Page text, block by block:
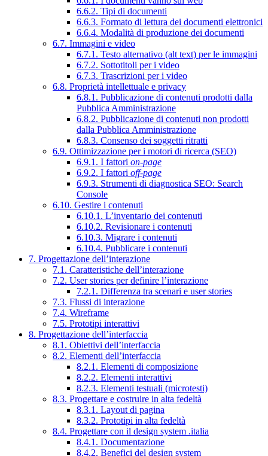
6.6.2. Tipi di documenti
6.6.3. Formato di lettura dei documenti elettronici
6.6.4. Modalità di produzione dei documenti
6.7. Immagini e video
6.7.1. Testo alternativo (alt text) per le immagini
6.7.2. Sottotitoli per i video
6.7.3. Trascrizioni per i video
6.8. Proprietà intellettuale e privacy
6.8.1. Pubblicazione di contenuti prodotti dalla
Pubblica Amministrazione
6.8.2. Pubblicazione di contenuti non prodotti
dalla Pubblica Amministrazione
6.8.3. Consenso dei soggetti ritratti
6.9. Ottimizzazione per i motori di ricerca (SEO)
6.9.1. I fattori on-page
6.9.2. I fattori off-page
6.9.3. Strumenti di diagnostica SEO: Search
Console
6.10. Gestire i contenuti
6.10.1. L’inventario dei contenuti
6.10.2. Revisionare i contenuti
6.10.3. Migrare i contenuti
6.10.4. Pubblicare i contenuti
7. Progettazione dell’interazione
7.1. Caratteristiche dell’interazione
7.2. User stories per definire l’interazione
7.2.1. Differenza tra scenari e user stories
7.3. Flussi di interazione
7.4. Wireframe
7.5. Prototipi interattivi
8. Progettazione dell’interfaccia
8.1. Obiettivi dell’interfaccia
8.2. Elementi dell’interfaccia
8.2.1. Elementi di composizione
8.2.2. Elementi interattivi
8.2.3. Elementi testuali (microtesti)
8.3. Progettare e costruire in alta fedeltà
8.3.1. Layout di pagina
8.3.2. Prototipi in alta fedeltà
8.4. Progettare con il design system .italia
8.4.1. Documentazione
8.4.2. Benefici del design system